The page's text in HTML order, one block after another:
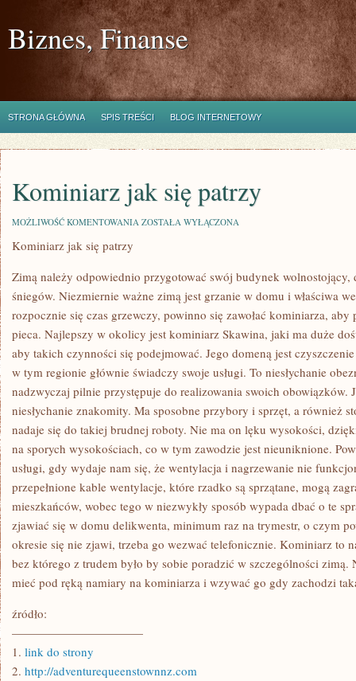
Biznes, Finanse
STRONA GŁÓWNA SPIS TREŚCI BLOG INTERNETOWY
Kominiarz jak się patrzy
MOŻLIWOŚĆ KOMENTOWANIA KOMINIARZ
ZOSTAŁA WYŁĄCZONA
Kominiarz jak się patrzy
Zimą należy odpowiednio przygotować swój budynek
śniegów. Niezmiernie ważne zimą jest grzanie w domu i właściwa
rozpocznie się czas grzewczy, powinno się zawołać kominiarza,
pieca. Najlepszy w okolicy jest kominiarz Skawina, jaki ma duże
aby takich czynności się podejmować. Jego domeną jest
w tym regionie głównie świadczy swoje usługi. To niesłychanie
nadzwyczaj pilnie przystępuje do realizowania swoich obowiązków.
niesłychanie znakomity. Ma sposobne przybory i sprzęt, a również
nadaje się do takiej brudnej roboty. Nie ma on lęku wysokości,
na sporych wysokościach, co w tym zawodzie jest nieuniknione.
usługi, gdy wydaje nam się, że wentylacja i nagrzewanie nie
przepełnione kable wentylacje, które rzadko są sprzątane, mogą
mieszkańców, wobec tego w niezwykły sposób wypada dbać o te
zjawiać się w domu delikwenta, minimum raz na trymestr, o czym
okresie się nie zjawi, trzeba go wezwać telefonicznie. Kominiarz to
bez którego z trudem było by sobie poradzić w szczególności zimą.
mieć pod ręką namiary na kominiarza i wzywać go gdy zachodzi
źródło:
———————————
1. link do strony
2. http://adventurequeenstownnz.com